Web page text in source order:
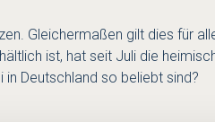
Gleichermaßen gilt dies für
ist, hat seit Juli die
Deutschland so beliebt sind?